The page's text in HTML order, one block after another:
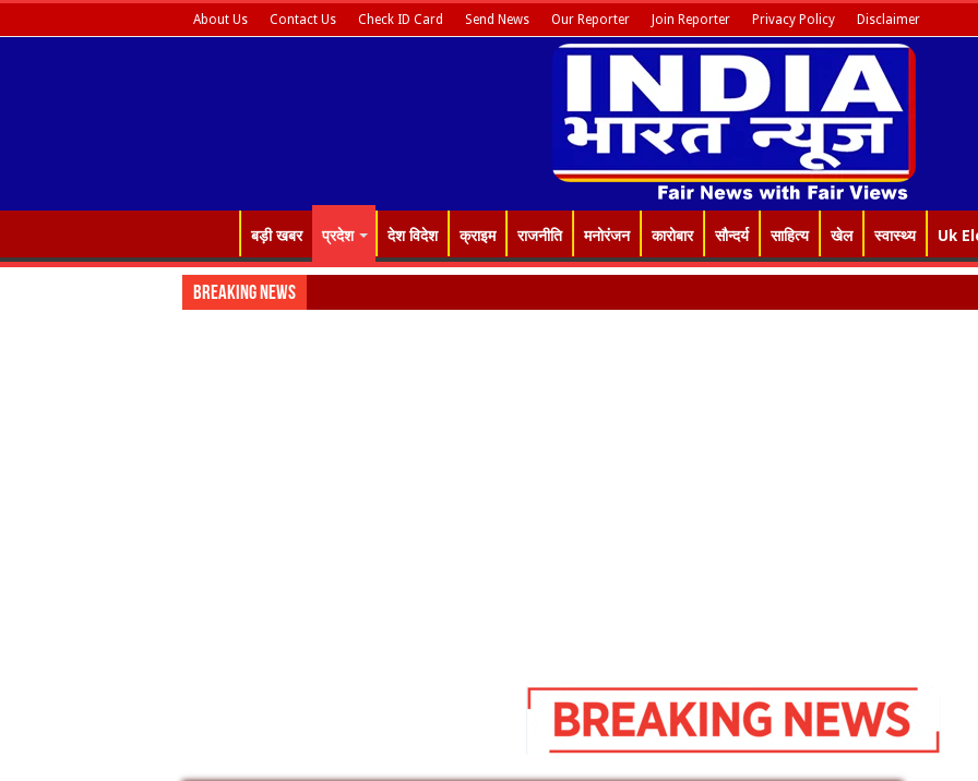
About Us Contact Us Check ID Card Send News Our Reporter Join Reporter Privacy Policy Disclaimer
बड़ी खबर प्रदेश देश विदेश क्राइम राजनीति मनोरंजन कारोबार सौन्दर्य साहित्य खेल स्वास्थ्य Uk
Breaking News